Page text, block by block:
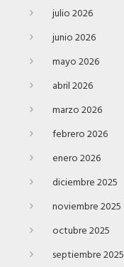
julio 2026
junio 2026
mayo 2026
abril 2026
marzo 2026
febrero 2026
enero 2026
diciembre 2025
noviembre 2025
octubre 2025
septiembre 2025